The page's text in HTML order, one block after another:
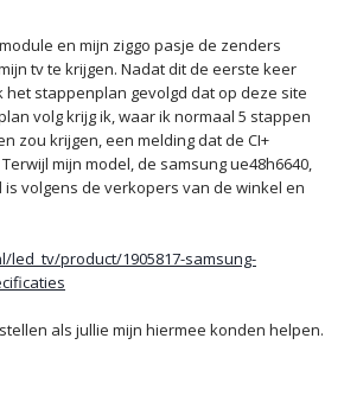
en mijn ziggo pasje de zenders
tv te krijgen. Nadat dit de eerste keer
het stappenplan gevolgd dat op deze site
volg krijg ik, waar ik normaal 5 stappen
zou krijgen, een melding dat de CI+
mijn model, de samsung ue48h6640,
volgens de verkopers van de winkel en
led_tv/product/1905817-samsung-
als jullie mijn hiermee konden helpen.